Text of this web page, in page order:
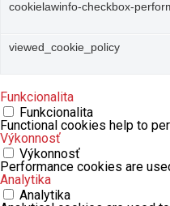
cookielawinfo-checkbox-
viewed_cookie_policy
Funkcionalita
Funkcionalita
Functional cookies help to
Výkonnosť
Výkonnosť
Performance cookies are
Analytika
Analytika